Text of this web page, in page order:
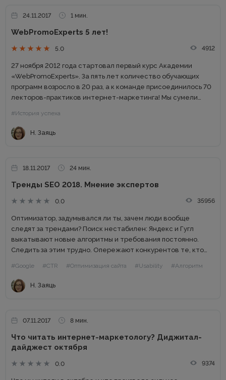
24.11.2017 1 мин.
WebPromoExperts 5 лет!
5.0 4912
27 ноября 2012 года стартовал первый курс Академии
«WebPromoExperts». За пять лет количество обучающих
программ возросло в 20 раз, а к команде присоединилось 70
лекторов-практиков интернет-маркетинга! Мы сумели
видео, провести...
#История успеха
Н. Заяць
18.11.2017 24 мин.
Тренды SEO 2018. Мнение экспертов
0.0 35956
Оптимизатор, задумывался ли ты, зачем люди вообще
следят за трендами? Поиск нестабилен: Яндекс и Гугл
выкатывают новые алгоритмы и требования постоянно.
Следить за этим трудно. Опережают конкурентов те, кто
статью про трендспоттинг по этому...
#Google #CTR #Оптимизация сайта #Usability #Алгоритм
Н. Заяць
07.11.2017 8 мин.
Что читать интернет-маркетологу? Диджитал-
дайджест октября
0.0 9374